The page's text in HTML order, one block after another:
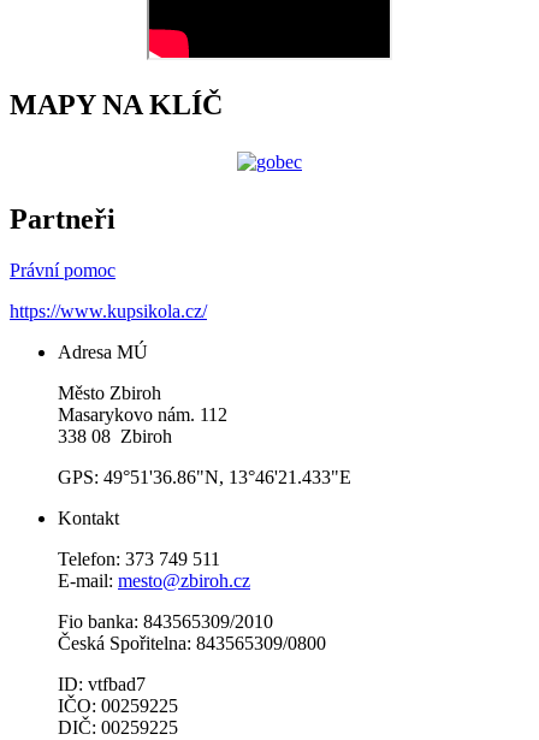
MAPY NA KLÍČ
Partneři
Právní pomoc
https://www.kupsikola.cz/
Adresa MÚ
Město Zbiroh
Masarykovo nám. 112
338 08 Zbiroh
GPS: 49°51'36.86"N, 13°46'21.433"E
Kontakt
Telefon: 373 749 511
E-mail: mesto@zbiroh.cz
Fio banka: 843565309/2010
Česká Spořitelna: 843565309/0800
ID: vtfbad7
IČO: 00259225
DIČ: 00259225